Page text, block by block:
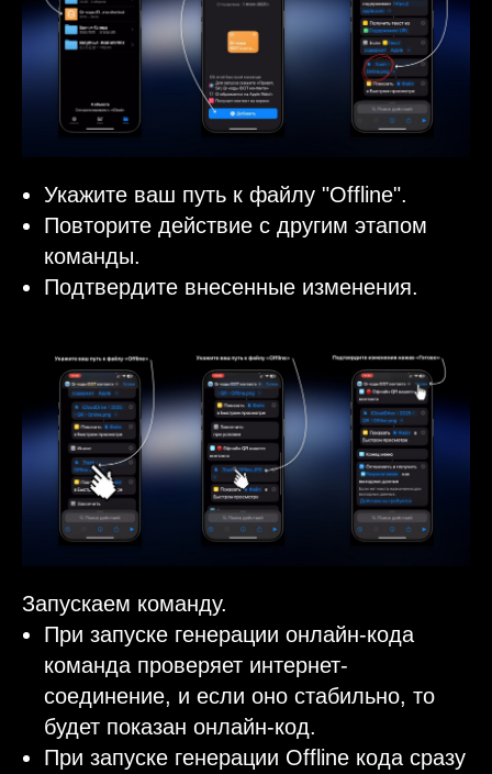
Укажите ваш путь к файлу "Offline".
Повторите действие с другим этапом
команды.
Подтвердите внесенные изменения.
Запускаем команду.
При запуске генерации онлайн-кода
команда проверяет интернет-
соединение, и если оно стабильно, то
будет показан онлайн-код.
При запуске генерации Offline кода сразу